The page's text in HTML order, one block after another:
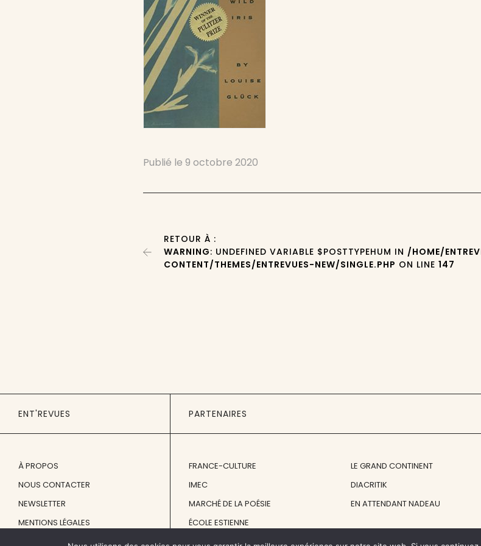
Publié le9 octobre 2020
RETOUR À :
WARNING: UNDEFINED VARIABLE $POSTTYPEHUM IN /HOME/
CONTENT/THEMES/ENTREVUES-NEW/SINGLE.PHP ON LINE147
ENT'REVUES
À PROPOS
NOUS CONTACTER
NEWSLETTER
MENTIONS LÉGALES
PARTENAIRES
FRANCE-CULTURE
IMEC
MARCHÉ DE LA POÉSIE
ÉCOLE ESTIENNE
LE GRAND CONTINENT
DIACRITIK
EN ATTENDANT NADEAU